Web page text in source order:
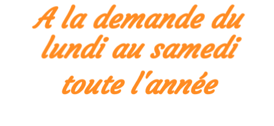
A la demande du
lundi au samedi
toute l'année